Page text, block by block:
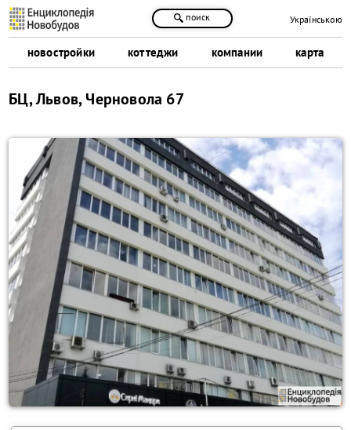
новостройки коттеджи компании карта
поиск Українською
БЦ, Львов, Черновола 67